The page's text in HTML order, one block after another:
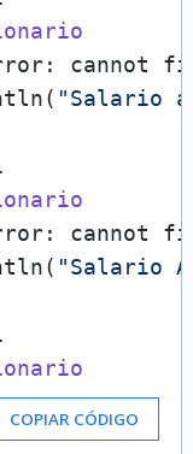
cannot
"Salario
cannot
"Salario
COPIAR CÓDIGO